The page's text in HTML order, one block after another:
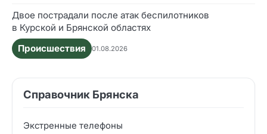
Двое пострадали после атак беспилотников
в Курской и Брянской областях
Происшествия
01.08.2026
Справочник Брянска
Экстренные телефоны